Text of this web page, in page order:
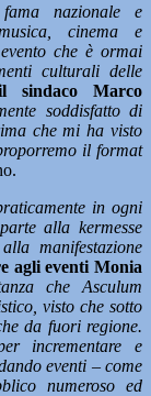
nazionale e
cinema e
che è ormai
culturali delle
sindaco Marco
soddisfatto di
che mi ha visto
il format
in ogni
alla kermesse
manifestazione
agli eventi Monia
che Asculum
visto che sotto
da fuori regione.
incrementare e
eventi – come
numeroso ed